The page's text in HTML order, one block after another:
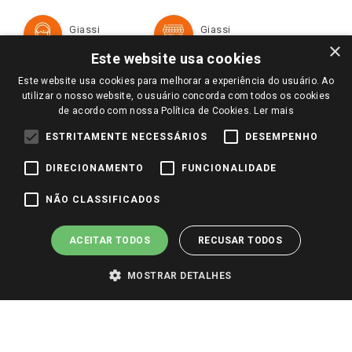
Televendas
Notícias
Perguntas frequentes
Identidade Visual
Formas de Pagamento
Trocas e Devoluções
Giassi
Giassi
Redes Sociais
Pagamento e Segurança
×
Este website usa cookies
Este website usa cookies para melhorar a experiência do usuário. Ao
utilizar o nosso website, o usuário concorda com todos os cookies
de acordo com nossa Política de Cookies. Ler mais
ESTRITAMENTE NECESSÁRIOS DESEMPENHO
DIRECIONAMENTO FUNCIONALIDADE
NÃO CLASSIFICADOS
ACEITAR TODOS RECUSAR TODOS
MOSTRAR DETALHES